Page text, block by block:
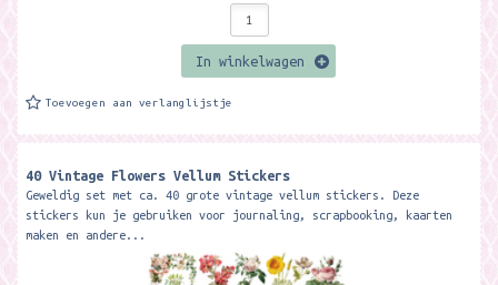
In winkelwagen
Toevoegen aan verlanglijstje
40 Vintage Flowers Vellum Stickers
Geweldig set met ca. 40 grote vintage vellum stickers. Deze
stickers kun je gebruiken voor journaling, scrapbooking, kaarten
maken en andere...